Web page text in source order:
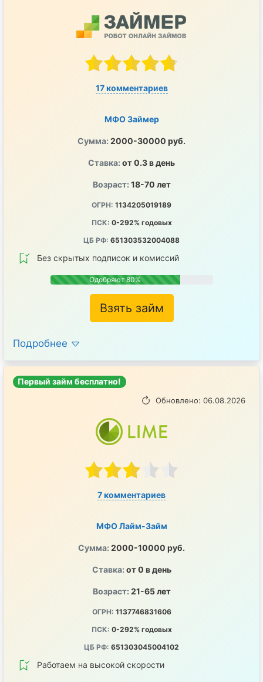
17 комментариев
МФО Займер
Сумма: 2000-30000 руб.
Ставка: от 0.3 в день
Возраст: 18-70 лет
ОГРН: 1134205019189
ПСК: 0-292% годовых
ЦБ РФ: 651303532004088
Без скрытых подписок и комиссий
Одобряют 80%
Взять займ
Подробнее
Первый займ бесплатно!
Обновлено: 06.08.2026
7 комментариев
МФО Лайм-Займ
Сумма: 2000-10000 руб.
Ставка: от 0 в день
Возраст: 21-65 лет
ОГРН: 1137746831606
ПСК: 0-292% годовых
ЦБ РФ: 651303045004102
Работаем на высокой скорости